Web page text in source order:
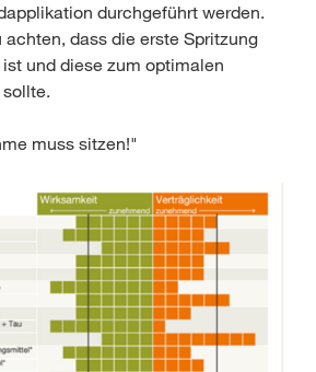
durchgeführt werden.
achten, dass die erste Spritzung
und diese zum optimalen
muss sitzen!"